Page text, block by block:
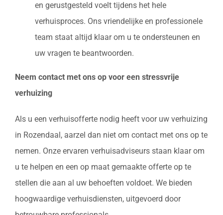
en gerustgesteld voelt tijdens het hele
verhuisproces. Ons vriendelijke en professionele
team staat altijd klaar om u te ondersteunen en
uw vragen te beantwoorden.
Neem contact met ons op voor een stressvrije
verhuizing
Als u een verhuisofferte nodig heeft voor uw verhuizing
in Rozendaal, aarzel dan niet om contact met ons op te
nemen. Onze ervaren verhuisadviseurs staan klaar om
u te helpen en een op maat gemaakte offerte op te
stellen die aan al uw behoeften voldoet. We bieden
hoogwaardige verhuisdiensten, uitgevoerd door